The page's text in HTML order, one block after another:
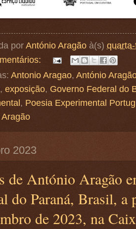
por António Aragão à(s)
Antonio Aragao, António
, exposição, Governo Federal do
, Poesia Experimental
2023
de António Aragão
do Paraná, Brasil, a
de 2023, na